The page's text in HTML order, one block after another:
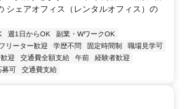
シェアオフィス（レンタルオフィス）の
週1日からOK
副業・WワークOK
フリーター歓迎 学歴不問 固定時間制
職場見学可
迎 交通費全額支給 午前
経験者歓迎
募可 交通費支給